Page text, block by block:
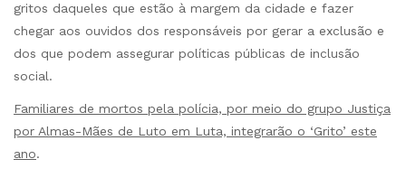
gritos daqueles que estão à margem da cidade e fazer
chegar aos ouvidos dos responsáveis por gerar a exclusão e
dos que podem assegurar políticas públicas de inclusão
social.
Familiares de mortos pela polícia, por meio do grupo Justiça
por Almas-Mães de Luto em Luta, integrarão o ‘Grito’ este
ano.